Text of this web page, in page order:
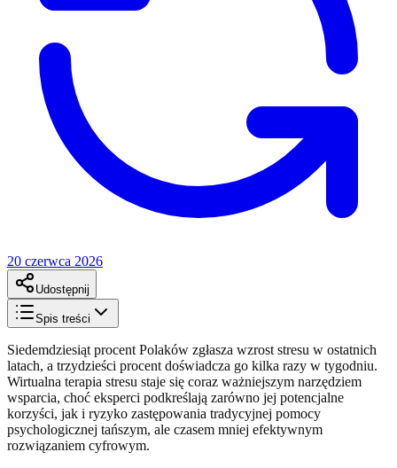
20 czerwca 2026
Udostępnij
Spis treści
Siedemdziesiąt procent Polaków zgłasza wzrost stresu w ostatnich
latach, a trzydzieści procent doświadcza go kilka razy w tygodniu.
Wirtualna terapia stresu staje się coraz ważniejszym narzędziem
wsparcia, choć eksperci podkreślają zarówno jej potencjalne
korzyści, jak i ryzyko zastępowania tradycyjnej pomocy
psychologicznej tańszym, ale czasem mniej efektywnym
rozwiązaniem cyfrowym.